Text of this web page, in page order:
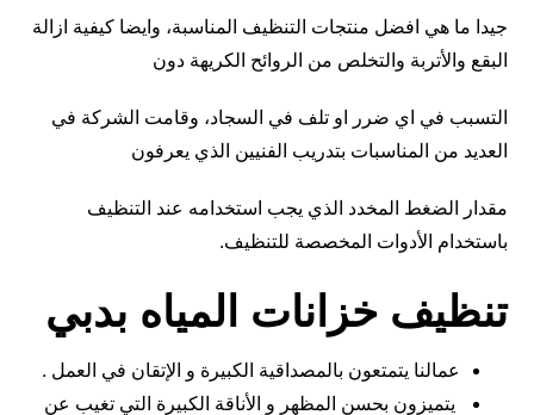
جيدا ما هي افضل منتجات التنظيف المناسبة، وايضا كيفية ازالة
البقع والأتربة والتخلص من الروائح الكريهة دون
التسبب في اي ضرر او تلف في السجاد، وقامت الشركة في
العديد من المناسبات بتدريب الفنيين الذي يعرفون
مقدار الضغط المخدد الذي يجب استخدامه عند التنظيف
باستخدام الأدوات المخصصة للتنظيف.
تنظيف خزانات المياه بدبي
عمالنا يتمتعون بالمصداقية الكبيرة و الإتقان في العمل .
يتميزون بحسن المظهر و الأناقة الكبيرة التي تغيب عن